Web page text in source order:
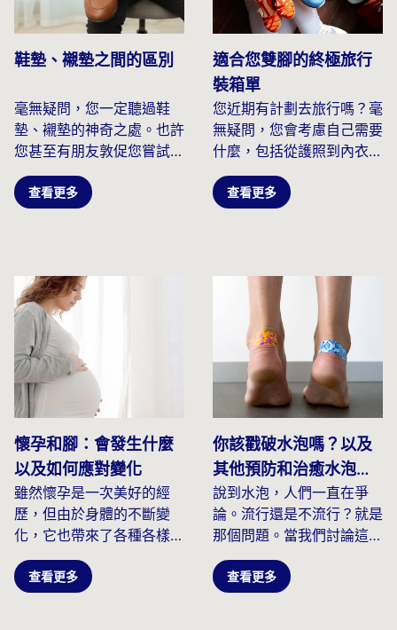
鞋墊、襯墊之間的區別
毫無疑問，您一定聽過鞋
墊、襯墊的神奇之處。也許
您甚至有朋友敦促您嘗試一
下。我們中的許多人發現...
查看更多
適合您雙腳的終極旅行
裝箱單
您近期有計劃去旅行嗎？毫
無疑問，您會考慮自己需要
什麼，包括從護照到內衣的
所有物品。當您列出必備旅
行...查看更多
懷孕和腳：會發生什麼
以及如何應對變化
雖然懷孕是一次美好的經
歷，但由於身體的不斷變
化，它也帶來了各種各樣的
挑戰。在所有受到懷孕影響
的身體...
查看更多
你該戳破水泡嗎？以及
其他預防和治癒水泡的
技巧
說到水泡，人們一直在爭
論。流行還是不流行？就是
那個問題。當我們討論這個
問題時，到底是什麼原因導
致了水泡呢？
查看更多